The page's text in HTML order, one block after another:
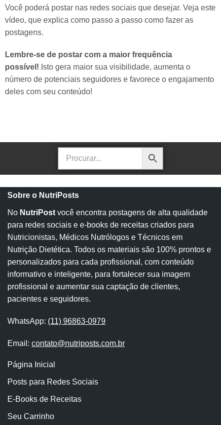
Você poderá postar nas redes sociais que desejar. Veja este
vídeo, que explica como passo a passo como fazer as
postagens.
Lembre-se de postar com a maior frequência
possível! Isto gera maior sua visibilidade, aumenta o
número de potenciais seguidores e favorece o engajamento
deles com seu conteúdo!
Sobre o NutriPosts
No NutriPost você encontra postagens de alta qualidade
para redes sociais e e-books de receitas criados para
Nutricionistas, Médicos Nutrólogos e Técnicos em
Nutrição Dietética. Todos os materiais são 100% prontos e
personalizados para cada profissional, com conteúdo
informativo e inteligente, para fortalecer sua imagem
profissional e aumentar sua captação de clientes,
pacientes e seguidores.
WhatsApp: (11) 96863-0979
Email: contato@nutriposts.com.br
Página Inicial
Posts para Redes Sociais
E-Books de Receitas
Seu Carrinho